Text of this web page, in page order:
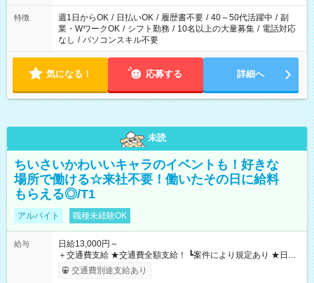
特徴 週1日からOK / 日払いOK / 履歴書不要 / 40～50代活躍中 / 副
業・WワークOK / シフト勤務 / 10名以上の大量募集 / 電話対応
なし / パソコンスキル不要
気になる！ 応募する 詳細へ
未読
ちいさいかわいいキャラのイベントも！好きな
場所で働ける☆来社不要！働いたその日に給料
もらえる◎/T1
アルバイト 職種未経験OK
給与
日給13,000円～
＋交通費支給 ★交通費全額支給！ ┗案件により規定あり ★日払
いOK！（規定あり） ┗働いたその日に現金GET♪ お仕事後はコ
ンビニATMから 日払い分を引き落とせます！ 【試用期間】試
交通費別途支給あり